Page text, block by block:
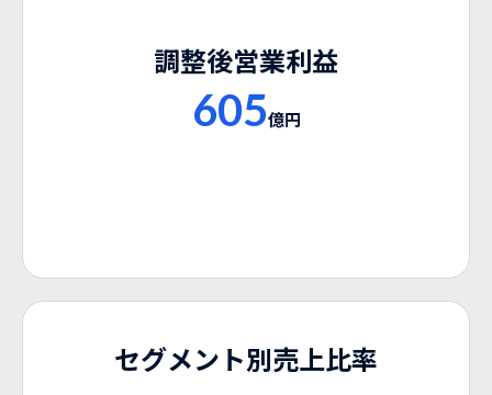
調整後営業利益
605億円
セグメント別売上比率